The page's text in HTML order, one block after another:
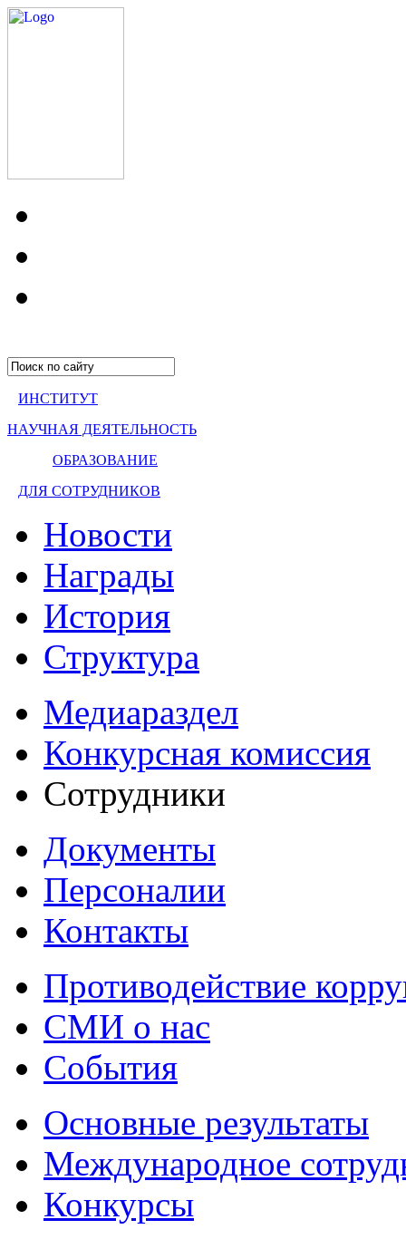
ИНСТИТУТ
НАУЧНАЯ ДЕЯТЕЛЬНОСТЬ
ОБРАЗОВАНИЕ
ДЛЯ СОТРУДНИКОВ
Новости
Награды
История
Структура
Медиараздел
Конкурсная комиссия
Сотрудники
Документы
Персоналии
Контакты
Противодействие
СМИ о нас
События
Основные результаты
Международное
Конкурсы